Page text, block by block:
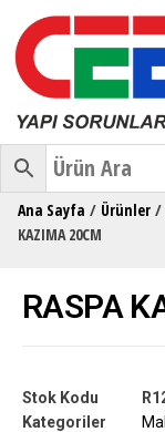
Ana Sayfa / Ürünler /
KAZIMA 20CM
RASPA
Stok Kodu
Kategoriler